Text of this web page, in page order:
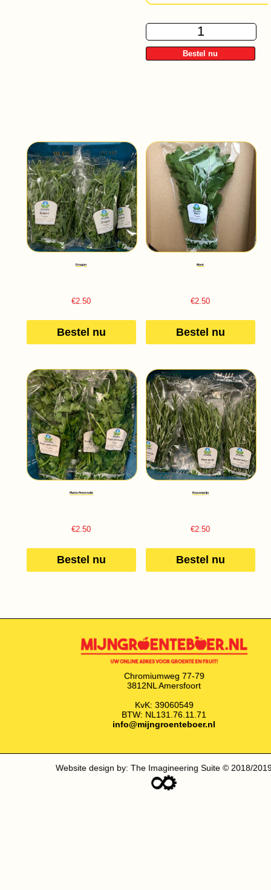
Bestel nu
Dragon
€2.50
Bestel nu
Munt
€2.50
Bestel nu
Platte Peterselie
€2.50
Bestel nu
Rozemarijn
€2.50
Bestel nu
Chromiumweg 77-79
3812NL Amersfoort
KvK: 39060549
BTW: NL131.76.11.71
info@mijngroenteboer.nl
Website design by: The Imagineering Suite © 2018/